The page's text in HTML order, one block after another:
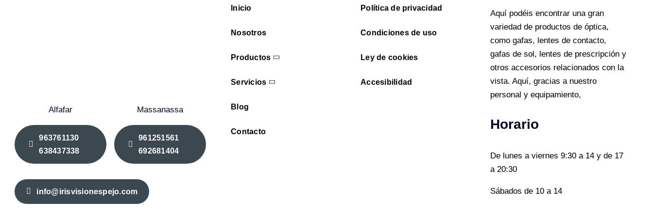
Alfafar
963761130
638437338
Massanassa
961251561
692681404
info@irisvisionespejo.com
Inicio
Nosotros
Productos
Servicios
Blog
Contacto
Política de privacidad
Condiciones de uso
Ley de cookies
Accesibilidad
Aquí podéis encontrar una gran
variedad de productos de óptica,
como gafas, lentes de contacto,
gafas de sol, lentes de prescripción y
otros accesorios relacionados con la
vista. Aquí, gracias a nuestro
personal y equipamiento,
horario
De lunes a viernes 9:30 a 14 y de 17
a 20:30
Sábados de 10 a 14